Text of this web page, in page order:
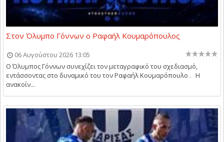
Στον Όλυμπο Γόννων ο Ραφαήλ Κουμαρόπουλος
06 Αυγούστου 2026 13:05
Ο Όλυμπος Γόννων συνεχίζει τον μεταγραφικό του σχεδιασμό,
εντάσσοντας στο δυναμικό του τον Ραφαήλ Κουμαρόπουλο . Η
ανακοίν...